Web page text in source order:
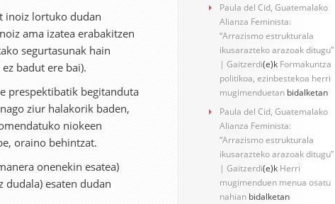
inoiz lortuko dudan
ama izatea erabakitzen
segurtasunak hain
badut ere bai).
prespektibatik begitanduta
ziur halakorik baden,
niokeen
oraino behintzat.
onenekin esatea)
dudala) esaten dudan
Paula del Cid, Guatemalako
Alianza Feminista:
“Arrazismo estrukturala
ikusarazteko arazoak ditugu”
| Gaitzerdi(e)k Formakuntza
politikoa, ezinbestekoa herri
mugimenduetan bidalketan
Paula del Cid, Guatemalako
Alianza Feminista:
“Arrazismo estrukturala
ikusarazteko arazoak ditugu”
| Gaitzerdi(e)k Herri
mugimenduen menua osatu
nahian bidalketan